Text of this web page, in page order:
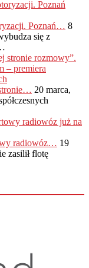
Poznań… 8
się z
20 marca,
radiowóz… 19
zasilił flotę